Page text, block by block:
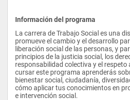
Información del programa
La carrera de Trabajo Social es una
promueve el cambio y el desarrollo
liberación social de las personas, y
principios de la justicia social, los
responsabilidad colectiva y el respeto
cursar este programa aprenderás
bienestar social, ciudadanía,
cómo aplicar tus conocimientos en
e intervención social.